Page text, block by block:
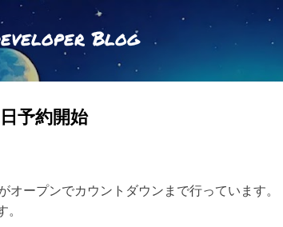
スキップしてメイン コンテンツに移動
Blog
予約開始
オープンでカウントダウンまで行っています。